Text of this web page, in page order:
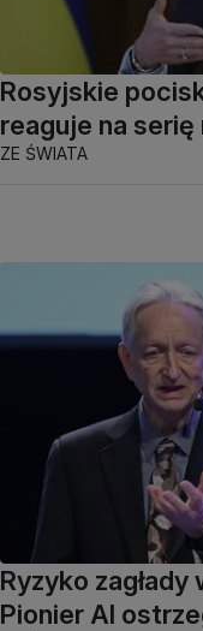
Rosyjskie
reaguje na
ZE ŚWIATA
Ryzyko
Pionier AI